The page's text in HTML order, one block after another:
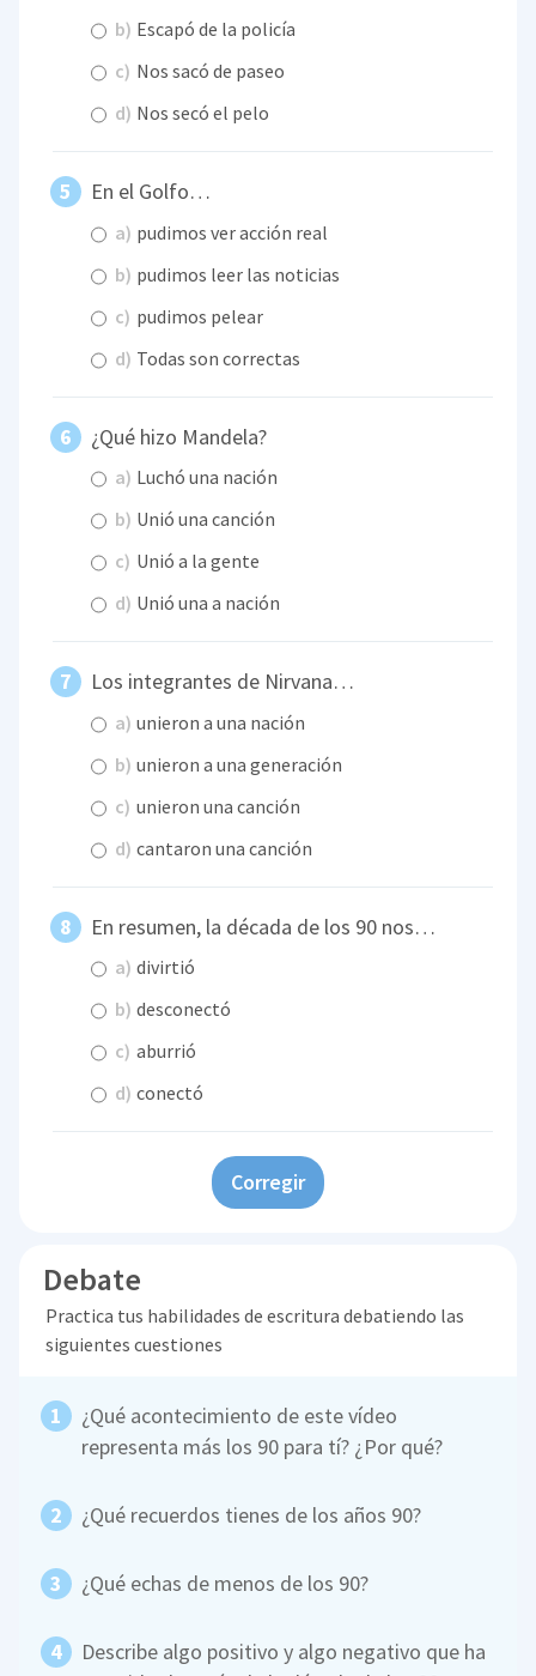
b) Escapó de la policía
c) Nos sacó de paseo
d) Nos secó el pelo
En el Golfo…
a) pudimos ver acción real
b) pudimos leer las noticias
c) pudimos pelear
d) Todas son correctas
¿Qué hizo Mandela?
a) Luchó una nación
b) Unió una canción
c) Unió a la gente
d) Unió una a nación
Los integrantes de Nirvana…
a) unieron a una nación
b) unieron a una generación
c) unieron una canción
d) cantaron una canción
En resumen, la década de los 90 nos…
a) divirtió
b) desconectó
c) aburrió
d) conectó
Corregir
Debate
Practica tus habilidades de escritura debatiendo las
siguientes cuestiones
¿Qué acontecimiento de este vídeo
representa más los 90 para tí? ¿Por qué?
¿Qué recuerdos tienes de los años 90?
¿Qué echas de menos de los 90?
Describe algo positivo y algo negativo que ha